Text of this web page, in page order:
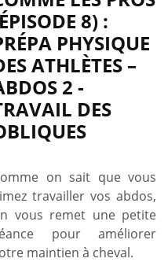
8) :
PHYSIQUE
ATHLÈTES –
2 -
DES
on sait que vous
travailler vos abdos,
vous remet une petite
pour améliorer
maintien à cheval.